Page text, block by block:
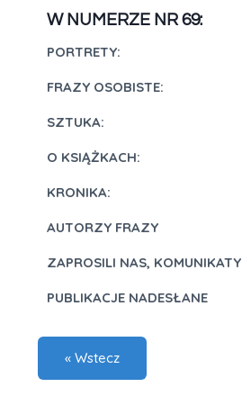
W NUMERZE NR 69:
PORTRETY:
FRAZY OSOBISTE:
SZTUKA:
O KSIĄŻKACH:
KRONIKA:
AUTORZY FRAZY
ZAPROSILI NAS, KOMUNIKATY
PUBLIKACJE NADESŁANE